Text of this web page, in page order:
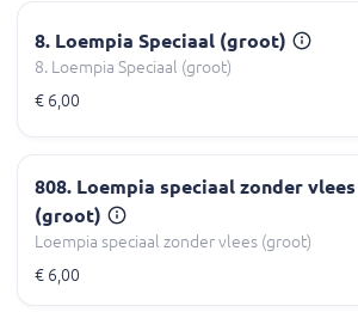
8. Loempia Speciaal (groot)
8. Loempia Speciaal (groot)
€ 6,00
808. Loempia speciaal zonder vlees
(groot)
Loempia speciaal zonder vlees (groot)
€ 6,00